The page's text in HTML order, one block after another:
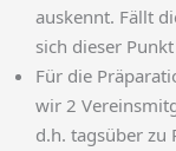
auskennt. Fällt
sich dieser
Für die
wir 2
d.h. tagsüber zu